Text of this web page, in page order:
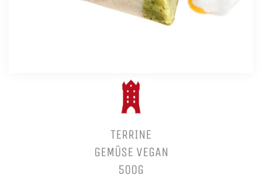
TERRINE
GEMÜSE VEGAN
500G